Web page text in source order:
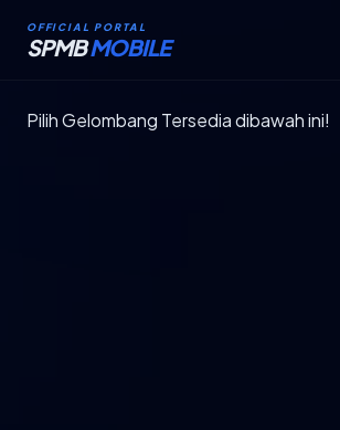
OFFICIAL PORTAL
SPMBMOBILE
Pilih Gelombang Tersedia dibawah ini!